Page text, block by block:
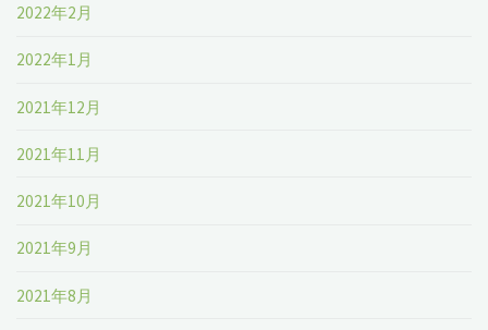
2022年2月
2022年1月
2021年12月
2021年11月
2021年10月
2021年9月
2021年8月